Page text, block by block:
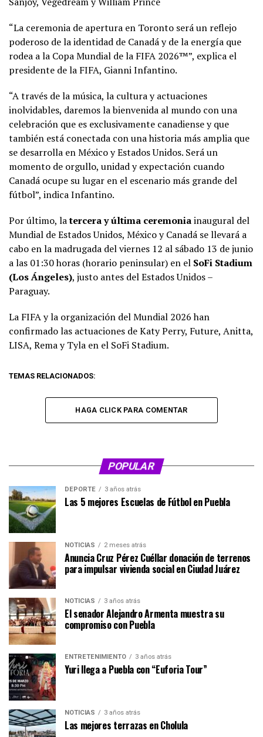
“La ceremonia de apertura en Toronto será un reflejo
poderoso de la identidad de Canadá y de la energía que
rodea a la Copa Mundial de la FIFA 2026™”, explica el
presidente de la FIFA, Gianni Infantino.
“A través de la música, la cultura y actuaciones
inolvidables, daremos la bienvenida al mundo con una
celebración que es exclusivamente canadiense y que
también está conectada con una historia más amplia que
se desarrolla en México y Estados Unidos. Será un
momento de orgullo, unidad y expectación cuando
Canadá ocupe su lugar en el escenario más grande del
fútbol”, indica Infantino.
Por último, latercera y última ceremoniainaugural del
Mundial de Estados Unidos, México y Canadá se llevará a
cabo en la madrugada del viernes 12 al sábado 13 de junio
a las 01:30 horas (horario peninsular) en el SoFi Stadium
(Los Ángeles), justo antes del Estados Unidos –
Paraguay.
La FIFA y la organización del Mundial 2026 han
confirmado las actuaciones de Katy Perry, Future, Anitta,
LISA, Rema y Tyla en el SoFi Stadium.
TEMAS RELACIONADOS:
HAGA CLICK PARA COMENTAR
POPULAR
DEPORTE 3 años atrás
Las 5 mejores Escuelas de Fútbol en Puebla
NOTICIAS 2 meses atrás
Anuncia Cruz Pérez Cuéllar donación de terrenos
para impulsar vivienda social en Ciudad Juárez
NOTICIAS 3 años atrás
El senador Alejandro Armenta muestra su
compromiso con Puebla
ENTRETENIMIENTO 3 años atrás
Yuri llega a Puebla con “Euforia Tour”
NOTICIAS 3 años atrás
Las mejores terrazas en Cholula